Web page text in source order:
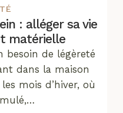
: alléger sa vie
matérielle
besoin de légèreté
dans la maison
mois d’hiver, où